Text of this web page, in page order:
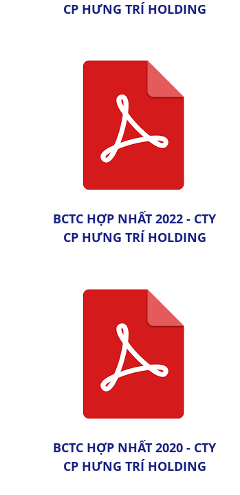
CP HƯNG TRÍ HOLDING
BCTC HỢP NHẤT 2022 - CTY
CP HƯNG TRÍ HOLDING
BCTC HỢP NHẤT 2020 - CTY
CP HƯNG TRÍ HOLDING